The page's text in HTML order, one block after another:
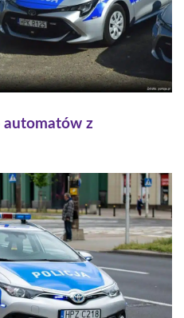
automatów z